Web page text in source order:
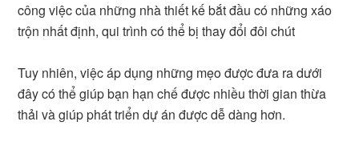
công việc của những nhà thiết kế bắt đầu có những xáo
trộn nhất định, qui trình có thể bị thay đổi đôi chút
Tuy nhiên, việc áp dụng những mẹo được đưa ra dưới
đây có thể giúp bạn hạn chế được nhiều thời gian thừa
thải và giúp phát triển dự án được dễ dàng hơn.